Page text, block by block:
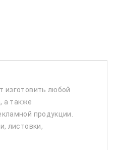
изготовить любой
а также
продукции.
листовки,